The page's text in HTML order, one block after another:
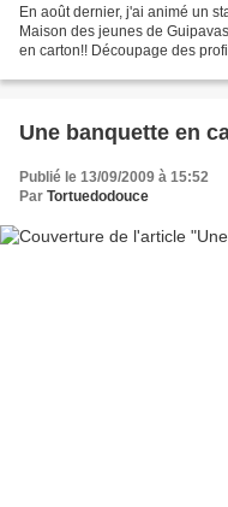
En août dernier, j'ai animé un
Maison des jeunes de
en carton!! Découpage des
Une banquette en
Publié le 13/09/2009 à 15:52
Par Tortuedodouce